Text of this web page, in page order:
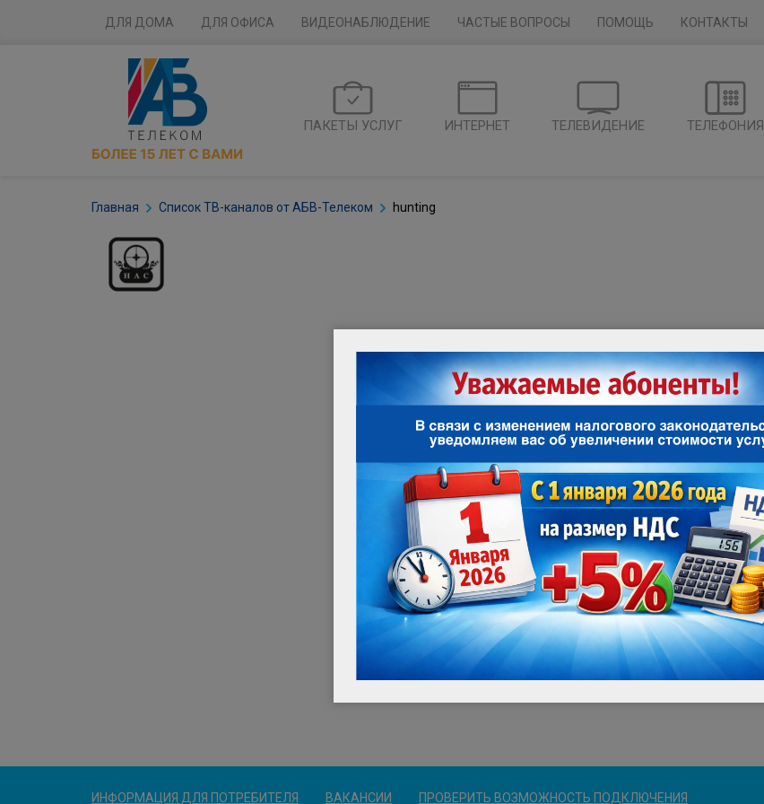
ДЛЯ ДОМА ДЛЯ ОФИСА ВИДЕОНАБЛЮДЕНИЕ ЧАСТЫЕ ВОПРОСЫ ПОМОЩЬ КОНТАКТЫ
ПАКЕТЫ УСЛУГ ИНТЕРНЕТ ТЕЛЕВИДЕНИЕ ТЕЛЕФОНИЯ
Главная Список ТВ-каналов от АБВ-Телеком hunting
ИНФОРМАЦИЯ ДЛЯ ПОТРЕБИТЕЛЯ ВАКАНСИИ ПРОВЕРИТЬ ВОЗМОЖНОСТЬ ПОДКЛЮЧЕНИЯ